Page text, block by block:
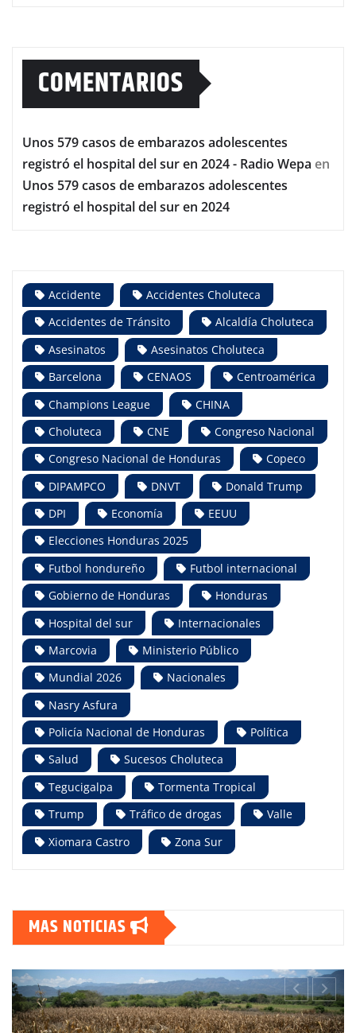
COMENTARIOS
Unos 579 casos de embarazos adolescentes
registró el hospital del sur en 2024 - Radio Wepa en
Unos 579 casos de embarazos adolescentes
registró el hospital del sur en 2024
Accidente
Accidentes Choluteca
Accidentes de Tránsito
Alcaldía Choluteca
Asesinatos
Asesinatos Choluteca
Barcelona
CENAOS
Centroamérica
Champions League
CHINA
Choluteca
CNE
Congreso Nacional
Congreso Nacional de Honduras
Copeco
DIPAMPCO
DNVT
Donald Trump
DPI
Economía
EEUU
Elecciones Honduras 2025
Futbol hondureño
Futbol internacional
Gobierno de Honduras
Honduras
Hospital del sur
Internacionales
Marcovia
Ministerio Público
Mundial 2026
Nacionales
Nasry Asfura
Policía Nacional de Honduras
Política
Salud
Sucesos Choluteca
Tegucigalpa
Tormenta Tropical
Trump
Tráfico de drogas
Valle
Xiomara Castro
Zona Sur
MAS NOTICIAS